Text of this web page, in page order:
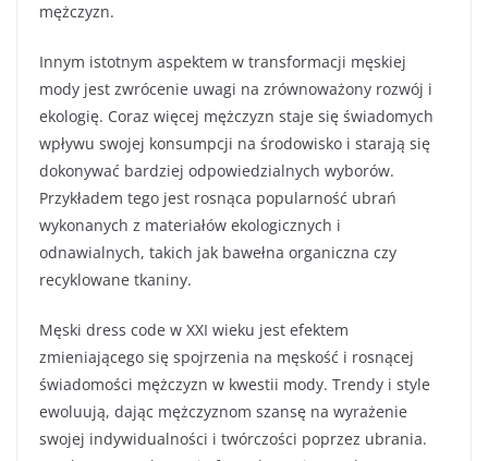
mężczyzn.
Innym istotnym aspektem w transformacji męskiej
mody jest zwrócenie uwagi na zrównoważony rozwój i
ekologię. Coraz więcej mężczyzn staje się świadomych
wpływu swojej konsumpcji na środowisko i starają się
dokonywać bardziej odpowiedzialnych wyborów.
Przykładem tego jest rosnąca popularność ubrań
wykonanych z materiałów ekologicznych i
odnawialnych, takich jak bawełna organiczna czy
recyklowane tkaniny.
Męski dress code w XXI wieku jest efektem
zmieniającego się spojrzenia na męskość i rosnącej
świadomości mężczyzn w kwestii mody. Trendy i style
ewoluują, dając mężczyznom szansę na wyrażenie
swojej indywidualności i twórczości poprzez ubrania.